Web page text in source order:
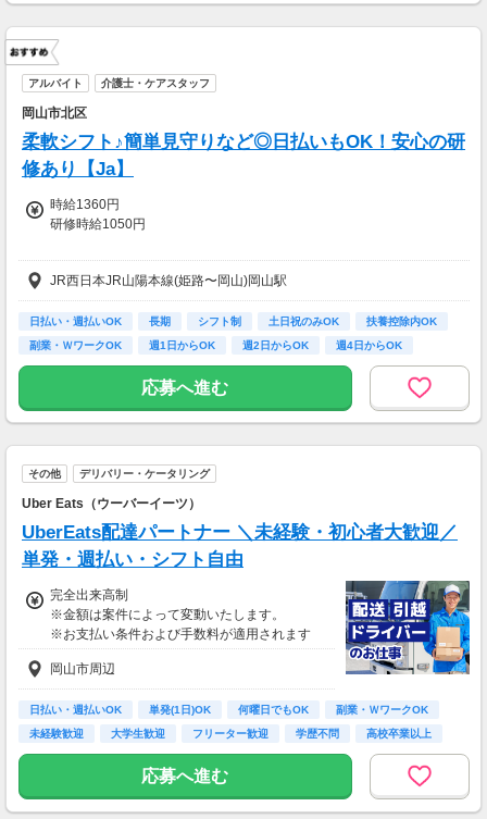
アルバイト 介護士・ケアスタッフ
岡山市北区
柔軟シフト♪簡単見守りなど◎日払いもOK！安心の研
修あり【Ja】
時給1360円
研修時給1050円
★日払いも可能！
振込手数料は会社負担！
前払い制度として、いつでも・何度でも申請可能です！
利用手数料は驚きの”無料”！
一部支給
JR西日本JR山陽本線(姫路〜岡山)岡山駅
日払い・週払いOK 長期 シフト制 土日祝のみOK
扶養控除内OK
副業・ＷワークOK
週1日からOK 週2日からOK 週4日からOK
応募へ進む
その他 デリバリー・ケータリング
Uber Eats（ウーバーイーツ）
UberEats配達パートナー ＼未経験・初心者大歓迎／
単発・週払い・シフト自由
完全出来高制
※金額は案件によって変動いたします。
※お支払い条件および手数料が適用されます
岡山市周辺
日払い・週払いOK 単発(1日)OK 何曜日でもOK
副業・ＷワークOK
未経験歓迎
大学生歓迎 フリーター歓迎 学歴不問 高校卒業以上
応募へ進む